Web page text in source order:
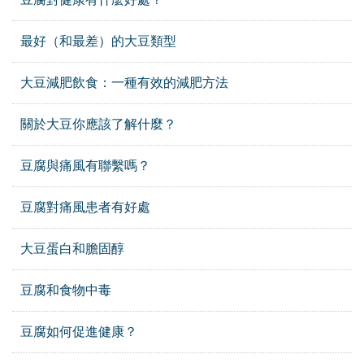
最好（和最差）的大豆類型
大豆減肥飲食：一種有效的減肥方法
關於大豆你應該了解什麼？
豆腐與痛風有聯繫嗎？
豆腐對痛風患者有好處
大豆蛋白和膽固醇
豆腐和食物中毒
豆腐如何促進健康？